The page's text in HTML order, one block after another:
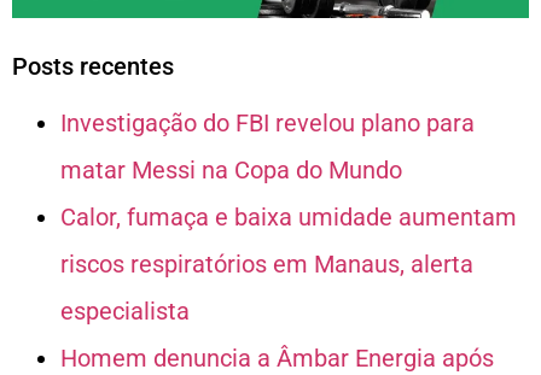
Posts recentes
Investigação do FBI revelou plano para
matar Messi na Copa do Mundo
Calor, fumaça e baixa umidade aumentam
riscos respiratórios em Manaus, alerta
especialista
Homem denuncia a Âmbar Energia após